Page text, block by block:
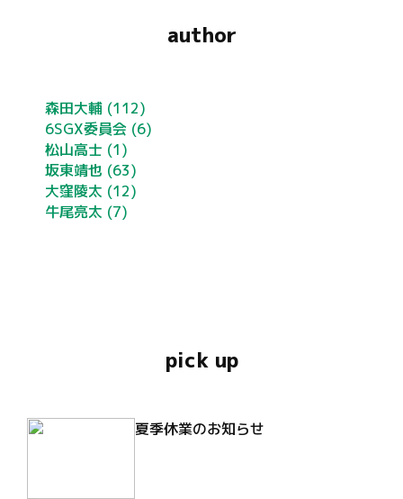
author
森田大輔 (112)
6SGX委員会 (6)
松山高士 (1)
坂東靖也 (63)
大窪陵太 (12)
牛尾亮太 (7)
pick up
夏季休業のお知らせ